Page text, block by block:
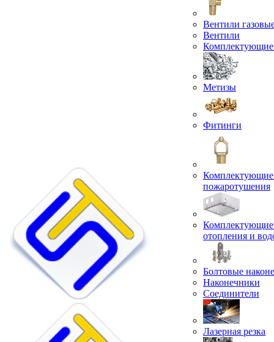
Вентили
Вентили
Комплектующие
Метизы
Фитинги
Комплектующие
пожаротушения
Комплектующие
отопления и
Болтовые
Наконечники
Соединители
Лазерная резка